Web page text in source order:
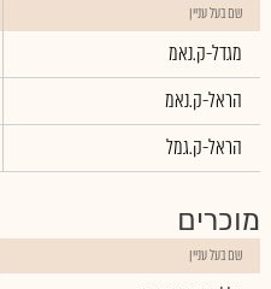
שם בעל עניין
מגדל-ק.נאמ
הראל-ק.נאמ
הראל-ק.גמל
מוכרים
שם בעל עניין